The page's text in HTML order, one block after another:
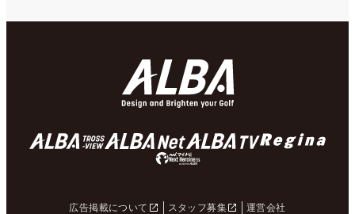
広告掲載について スタッフ募集
運営会社